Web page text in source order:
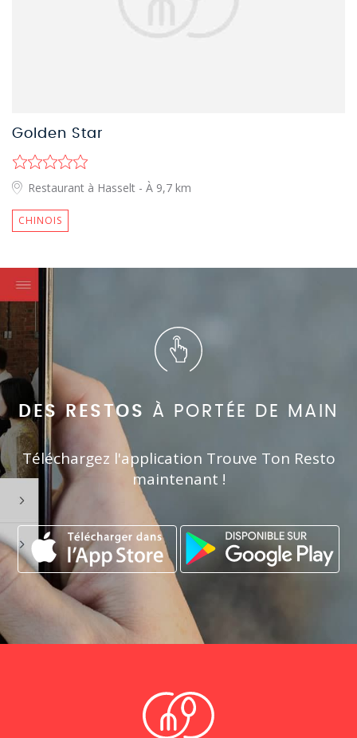
Golden Star
Restaurant à Hasselt - À 9,7 km
CHINOIS
DES RESTOS À PORTÉE DE MAIN
Téléchargez l'application Trouve Ton Resto
maintenant !